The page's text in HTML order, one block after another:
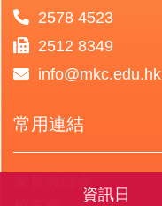
資訊日
2578 4523
2512 8349
info@mkc.edu.hk
常用連結